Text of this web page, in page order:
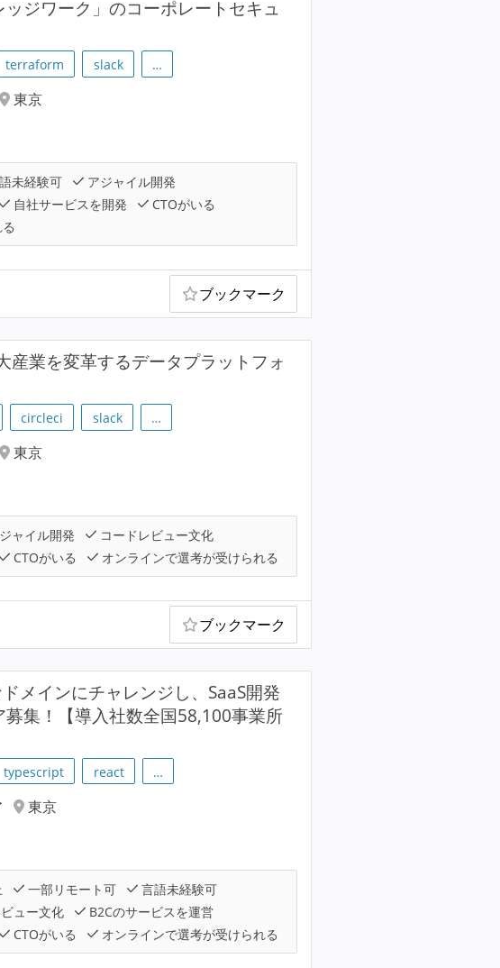
ジワーク」のコーポレートセキュ
terraform slack …
東京
未経験可
アジャイル開発
自社サービスを開発
CTOがいる
ブックマーク
業を変革するデータプラットフォ
circleci slack …
東京
ャイル開発
コードレビュー文化
CTOがいる オンラインで選考が受けられる
ブックマーク
メインにチャレンジし、SaaS開発
集！【導入社数全国58,100事業所
typescript react …
東京
一部リモート可
言語未経験可
ュー文化
B2Cのサービスを運営
CTOがいる オンラインで選考が受けられる